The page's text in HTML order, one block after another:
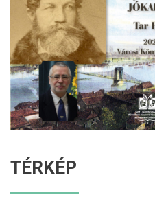
TÉRKÉP